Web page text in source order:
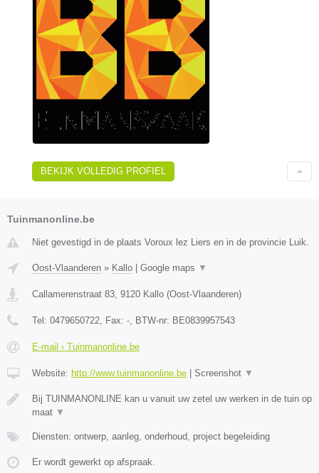
BEKIJK VOLLEDIG PROFIEL
Tuinmanonline.be
Niet gevestigd in de plaats Voroux lez Liers en in de provincie Luik.
Oost-Vlaanderen » Kallo Google maps ▼
Callamerenstraat 83 9120 Kallo (Oost-Vlaanderen)
Tel: 0479650722 , Fax: - , BTW-nr: BE0839957543
E-mail › Tuinmanonline.be
Website: http://www.tuinmanonline.be Screenshot ▼
Bij TUINMANONLINE kan u vanuit uw zetel uw werken in de tuin op
maat ▼
Diensten: ontwerp, aanleg, onderhoud, project begeleiding
Er wordt gewerkt op afspraak.